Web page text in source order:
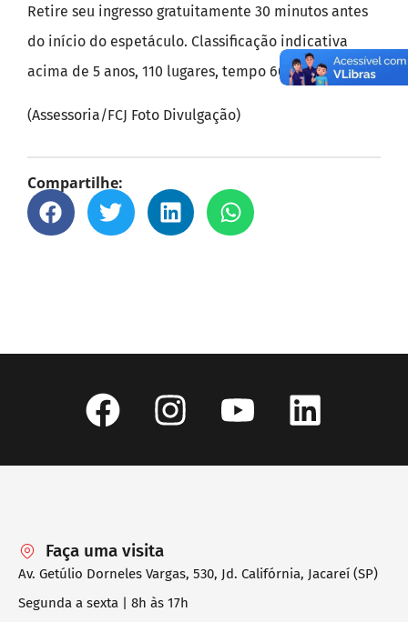
Retire seu ingresso gratuitamente 30 minutos antes
do início do espetáculo. Classificação indicativa
acima de 5 anos, 110 lugares, tempo 60 minutos.
(Assessoria/FCJ Foto Divulgação)
Compartilhe:
Faça uma visita
Av. Getúlio Dorneles Vargas, 530, Jd. Califórnia, Jacareí (SP)
Segunda a sexta | 8h às 17h